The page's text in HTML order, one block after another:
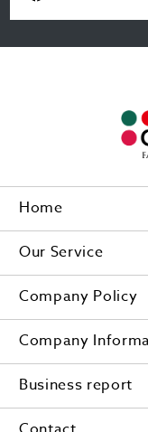
Home
Our Service
Company Policy
Company
Business report